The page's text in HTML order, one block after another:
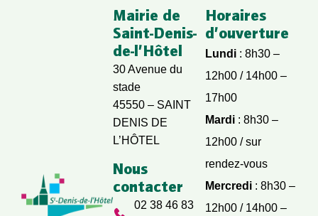
Mairie de
Saint-Denis-
de-l’Hôtel
30 Avenue du
stade
45550 – SAINT
DENIS DE
L’HÔTEL
Nous
contacter
02 38 46 83
Horaires
d’ouverture
Lundi: 8h30 –
12h00 / 14h00 –
17h00
Mardi: 8h30 –
12h00 / sur
rendez-vous
Mercredi: 8h30 –
12h00 / 14h00 –